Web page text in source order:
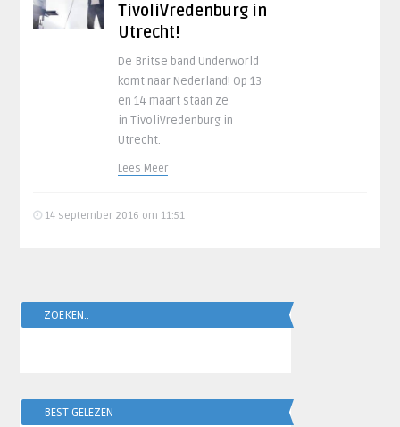
TivoliVredenburg in
Utrecht!
De Britse band Underworld
komt naar Nederland! Op 13
en 14 maart staan ze
in TivoliVredenburg in
Utrecht.
Lees Meer
14 september 2016 om 11:51
ZOEKEN..
BEST GELEZEN